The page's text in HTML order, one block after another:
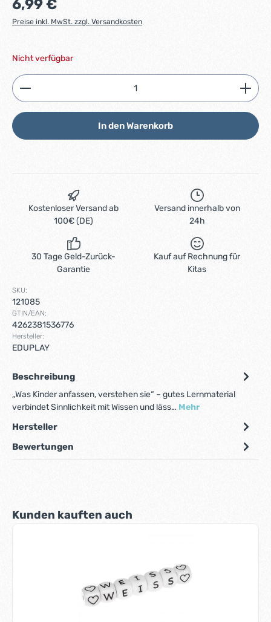
6,99 €
Preise inkl. MwSt. zzgl. Versandkosten
Nicht verfügbar
Produkt Anzahl: Gib den gewünschten Wert ein
In den Warenkorb
Kostenloser Versand ab
100€ (DE)
Versand innerhalb von
24h
30 Tage Geld-Zurück-
Garantie
Kauf auf Rechnung für
Kitas
SKU:
121085
GTIN/EAN:
4262381536776
Hersteller:
EDUPLAY
Beschreibung
„Was Kinder anfassen, verstehen sie“ – gutes Lernmaterial
verbindet Sinnlichkeit mit Wissen und läss… Mehr
Hersteller
Bewertungen
Produktgalerie überspringen
Kunden kauften auch